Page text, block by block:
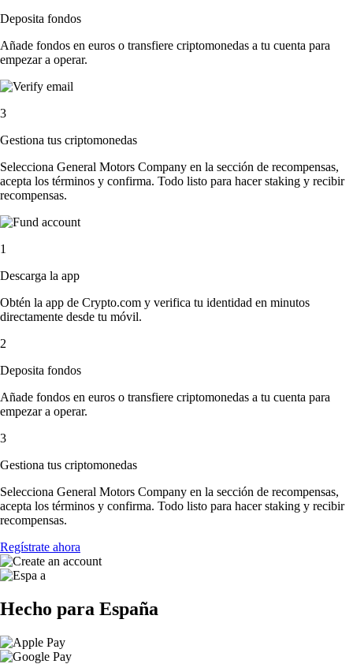
Deposita fondos
Añade fondos en euros o transfiere criptomonedas a tu cuenta para
empezar a operar.
3
Gestiona tus criptomonedas
Selecciona General Motors Company en la sección de recompensas,
acepta los términos y confirma. Todo listo para hacer staking y recibir
recompensas.
1
Descarga la app
Obtén la app de Crypto.com y verifica tu identidad en minutos
directamente desde tu móvil.
2
Deposita fondos
Añade fondos en euros o transfiere criptomonedas a tu cuenta para
empezar a operar.
3
Gestiona tus criptomonedas
Selecciona General Motors Company en la sección de recompensas,
acepta los términos y confirma. Todo listo para hacer staking y recibir
recompensas.
Regístrate ahora
Hecho para España